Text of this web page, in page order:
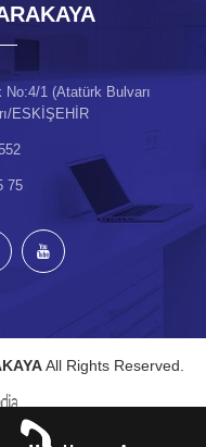
1 (Atatürk Bulvarı
ESKİŞEHİR
75
All Rights Reserved.